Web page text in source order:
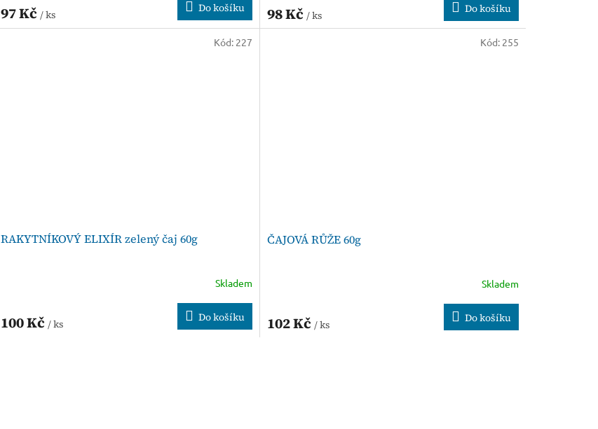
97 Kč/ ks Do košíku 98 Kč / ks Do košíku
RAKYTNÍKOVÝ ELIXÍR zelený čaj 60g
Skladem
100 Kč/ ks Do košíku
Kód: 227
ČAJOVÁ RŮŽE 60g
Skladem
102 Kč / ks Do košíku
Kód: 255